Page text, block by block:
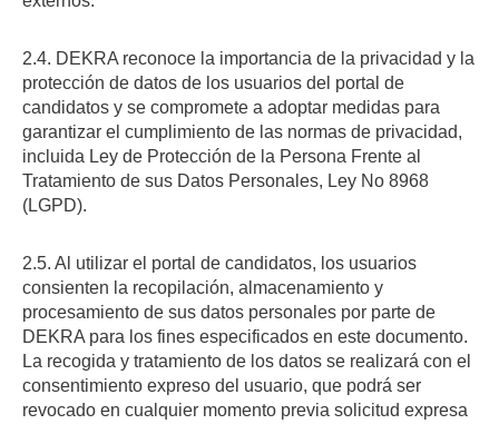
2.4. DEKRA reconoce la importancia de la privacidad y la
protección de datos de los usuarios del portal de
candidatos y se compromete a adoptar medidas para
garantizar el cumplimiento de las normas de privacidad,
incluida Ley de Protección de la Persona Frente al
Tratamiento de sus Datos Personales, Ley No 8968
(LGPD).
2.5. Al utilizar el portal de candidatos, los usuarios
consienten la recopilación, almacenamiento y
procesamiento de sus datos personales por parte de
DEKRA para los fines especificados en este documento.
La recogida y tratamiento de los datos se realizará con el
consentimiento expreso del usuario, que podrá ser
revocado en cualquier momento previa solicitud expresa